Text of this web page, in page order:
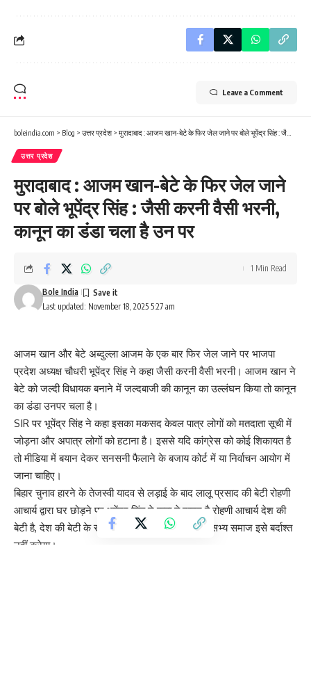
Leave a Comment
boleindia.com > Blog > उत्तर प्रदेश> मुरादाबाद : आजम खान-बेटे के फिर जेल जाने पर बोले भूपेंद्र सिंह : जैसी करनी वैसी भरनी, कानून का डंडा चला है उन पर
उत्तर प्रदेश
मुरादाबाद : आजम खान-बेटे के फिर जेल जाने
पर बोले भूपेंद्र सिंह : जैसी करनी वैसी भरनी,
कानून का डंडा चला है उन पर
Last updated: November 18, 2025 5:27 am
Bole India
1 Min Read
आजम खान और बेटे अब्दुल्ला आजम के एक बार फिर जेल जाने पर भाजपा
प्रदेश अध्यक्ष चौधरी भूपेंद्र सिंह ने कहा जैसी करनी वैसी भरनी। आजम खान ने
बेटे को जल्दी विधायक बनाने में जल्दबाजी की कानून का उल्लंघन किया तो कानून
का डंडा उनपर चला है।
SIR पर भूपेंद्र सिंह ने कहा इसका मकसद केवल पात्र लोगों को मतदाता सूची में
जोड़ना और अपात्र लोगों को हटाना है। इससे यदि कांग्रेस को कोई शिकायत है
तो मीडिया में बयान देकर सनसनी फैलाने के बजाय कोर्ट में या निर्वाचन आयोग में
जाना चाहिए।
बिहार चुनाव हारने के तेजस्वी यादव से लड़ाई के बाद लालू प्रसाद की बेटी रोहणी
आचार्य द्वारा घर छोड़ने पर भूपेंद्र सिंह ने कहा ये दुखद है रोहणी आचार्य देश की
बेटी है, देश की बेटी के साथ ऐसा व्यवहार ऐसा बर्ताव कोई सभ्य समाज इसे बर्दाश्त
नहीं करेगा।